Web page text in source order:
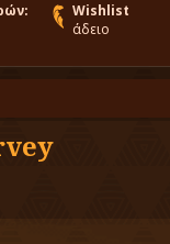
Wishlist
άδειο